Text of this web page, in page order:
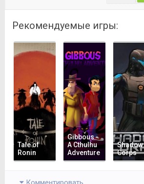
Рекомендуемые игры:
Tale of
Ronin
Gibbous -
A Cthulhu
Adventure
Shadow
Corps